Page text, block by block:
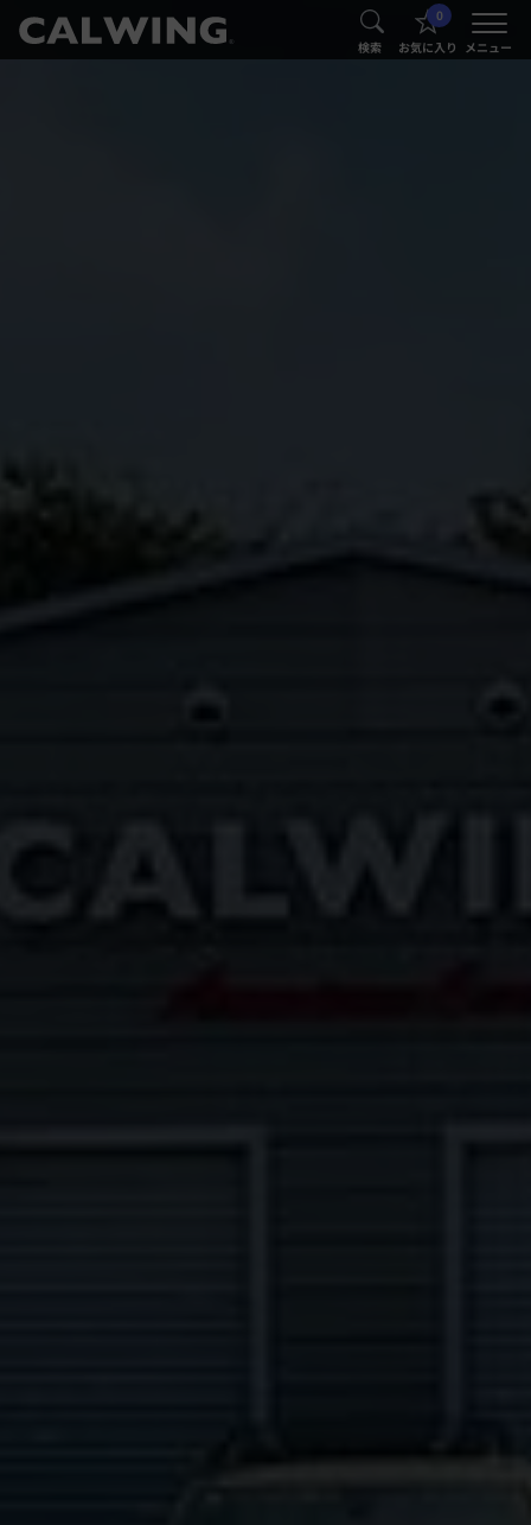
® 検索
0
お気に入り メニュー
®